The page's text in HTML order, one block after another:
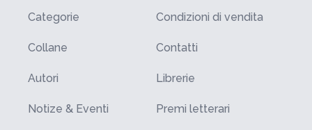
Categorie
Collane
Autori
Notize & Eventi
Condizioni di vendita
Contatti
Librerie
Premi letterari